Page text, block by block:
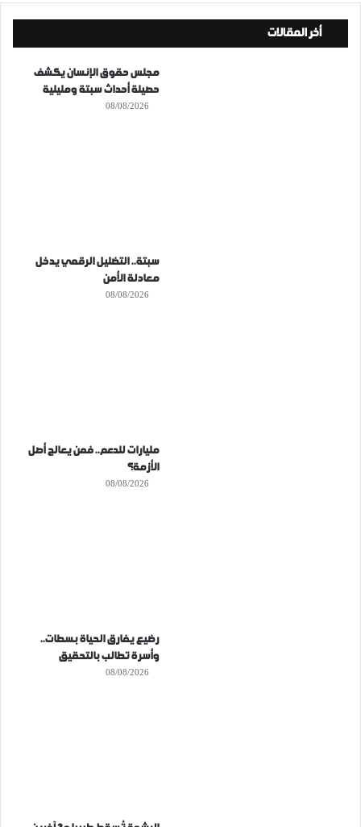
أخر المقالات
مجلس حقوق الإنسان يكشف
حصيلة أحداث سبتة ومليلية
08/08/2026
سبتة.. التضليل الرقمي يدخل
معادلة الأمن
08/08/2026
مليارات للدعم.. فمن يعالج أصل
الأزمة؟
08/08/2026
رضيع يفارق الحياة بسطات..
وأسرة تطالب بالتحقيق
08/08/2026